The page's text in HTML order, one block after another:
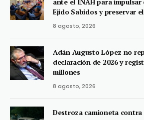
Ejido Sabidos y preservar
8 agosto, 2026
Adán Augusto López no
declaración de 2026 y
millones
8 agosto, 2026
Destroza camioneta